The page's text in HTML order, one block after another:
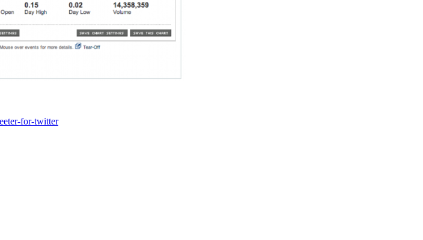
for-twitter